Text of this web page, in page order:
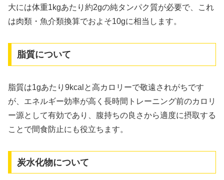
大には体重1kgあたり約2gの純タンパク質が必要で、これ
は肉類・魚介類換算でおよそ10gに相当します。
脂質について
脂質は1gあたり9kcalと高カロリーで敬遠されがちです
が、エネルギー効率が高く長時間トレーニング前のカロリ
ー源として有効であり、腹持ちの良さから適度に摂取する
ことで間食防止にも役立ちます。
炭水化物について